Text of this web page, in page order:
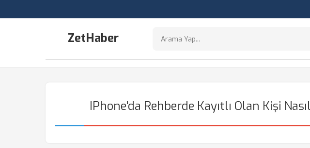
ZetHaber
IPhone'da Rehberde Kayıtlı Olan Kişi